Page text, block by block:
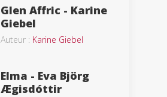
Glen Affric - Karine
Giebel
Auteur : Karine Giebel
Elma - Eva Björg
Ægisdóttir